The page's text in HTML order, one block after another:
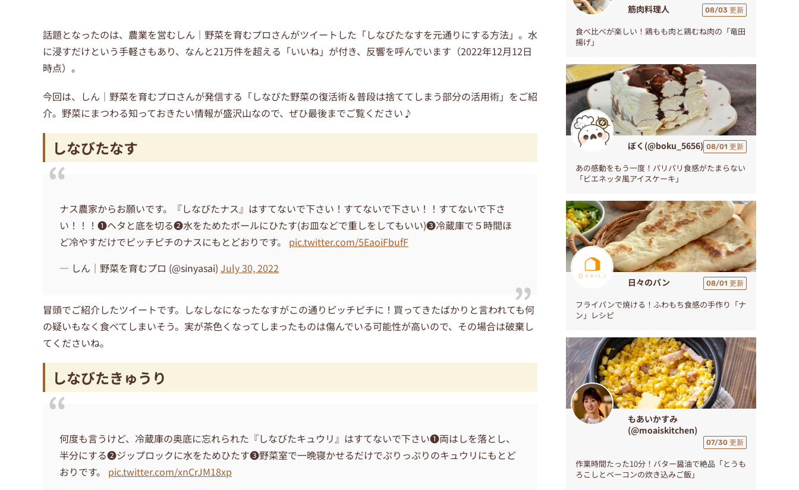
話題となったのは、農業を営むしん｜野菜を育むプロさんがツイートした「しなびたなすを元通りにする方法」。水
に浸すだけという手軽さもあり、なんと21万件を超える「いいね」が付き、反響を呼んでいます（2022年12月12日
時点）。
今回は、しん｜野菜を育むプロさんが発信する「しなびた野菜の復活術＆普段は捨ててしまう部分の活用術」をご紹
介。野菜にまつわる知っておきたい情報が盛沢山なので、ぜひ最後までご覧ください♪
しなびたなす
ナス農家からお願いです。『しなびたナス』はすてないで下さい！すてないで下さい！！すてないで下さ
い！！！❶ヘタと底を切る❷水をためたボールにひたす(お皿などで重しをしてもいい)❸冷蔵庫で５時間ほ
ど冷やすだけでピッチピチのナスにもとどおりです。 pic.twitter.com/5EaoiFbufF
— しん｜野菜を育むプロ (@sinyasai) July 30, 2022
冒頭でご紹介したツイートです。しなしなになったなすがこの通りピッチピチに！買ってきたばかりと言われても何
の疑いもなく食べてしまいそう。実が茶色くなってしまったものは傷んでいる可能性が高いので、その場合は破棄し
てくださいね。
しなびたきゅうり
何度も言うけど、冷蔵庫の奥底に忘れられた『しなびたキュウリ』はすてないで下さい❶両はしを落とし、
半分にする❷ジップロックに水をためひたす❸野菜室で一晩寝かせるだけでぷりっぷりのキュウリにもとど
おりです。 pic.twitter.com/xnCrJM18xp
筋肉料理人 08/03 更新
食べ比べが楽しい！鶏もも肉と鶏むね肉の「竜田
揚げ」
ぼく(@boku_5656) 08/01 更新
あの感動をもう一度！パリパリ食感がたまらない
「ビエネッタ風アイスケーキ」
日々のパン 08/01 更新
フライパンで焼ける！ふわもち食感の手作り「ナ
ン」レシピ
もあいかすみ
(@moaiskitchen)
07/30 更新
作業時間たった10分！バター醤油で絶品「とうも
ろこしとベーコンの炊き込みご飯」